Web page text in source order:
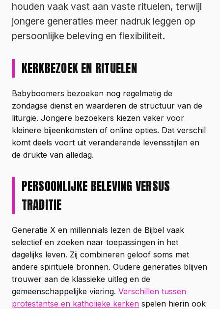
houden vaak vast aan vaste rituelen, terwijl
jongere generaties meer nadruk leggen op
persoonlijke beleving en flexibiliteit.
KERKBEZOEK EN RITUELEN
Babyboomers bezoeken nog regelmatig de
zondagse dienst en waarderen de structuur van de
liturgie. Jongere bezoekers kiezen vaker voor
kleinere bijeenkomsten of online opties. Dat verschil
komt deels voort uit veranderende levensstijlen en
de drukte van alledag.
PERSOONLIJKE BELEVING VERSUS
TRADITIE
Generatie X en millennials lezen de Bijbel vaak
selectief en zoeken naar toepassingen in het
dagelijks leven. Zij combineren geloof soms met
andere spirituele bronnen. Oudere generaties blijven
trouwer aan de klassieke uitleg en de
gemeenschappelijke viering. Verschillen tussen
protestantse en katholieke kerken spelen hierin ook